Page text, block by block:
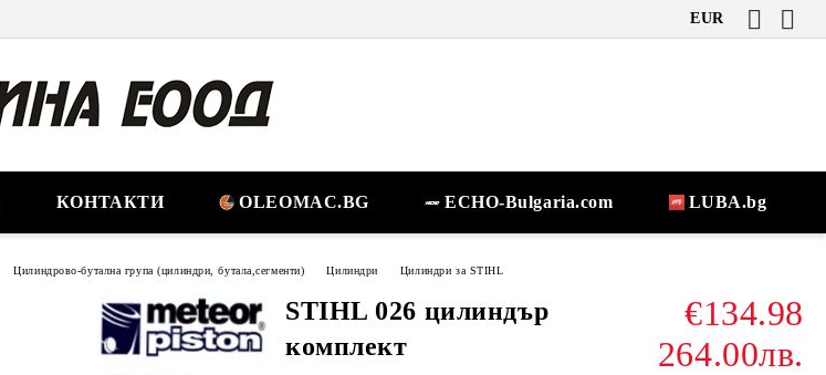
EUR
КОНТАКТИ OLEOMAC.BG ECHO-Bulgaria.com LUBA.bg
Цилиндрово-бутална група (цилиндри, бутала,сегменти) Цилиндри Цилиндри за STIHL
STIHL 026 цилиндър
комплект
€134.98
264.00лв.